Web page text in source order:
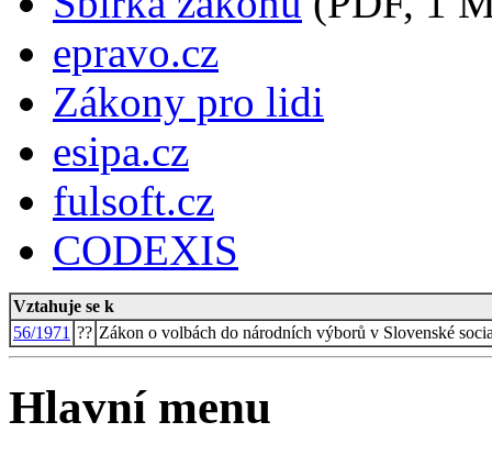
epravo.cz
Zákony pro lidi
esipa.cz
fulsoft.cz
CODEXIS
Vztahuje se k
56/1971 ?? Zákon o volbách do národních výborů v Slovenské
Hlavní menu